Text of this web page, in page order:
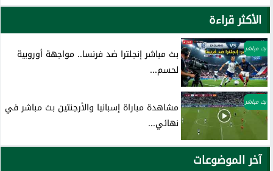
الأكثر قراءة
بث مباشر
بث مباشر إنجلترا ضد فرنسا.. مواجهة أوروبية
لحسم...
بث مباشر
مشاهدة مباراة إسبانيا والأرجنتين بث مباشر في
نهائي...
آخر الموضوعات